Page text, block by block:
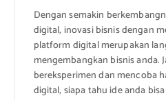
Dengan semakin
digital, inovasi bisnis dengan
platform digital merupakan
mengembangkan bisnis anda.
bereksperimen dan mencoba
digital, siapa tahu ide anda